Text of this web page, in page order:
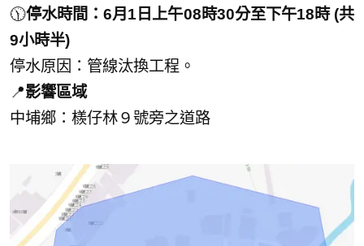
🕦停水時間：6月1日上午08時30分至下午18時 (共
9小時半)
停水原因：管線汰換工程。
📍影響區域
中埔鄉：檨仔林９號旁之道路